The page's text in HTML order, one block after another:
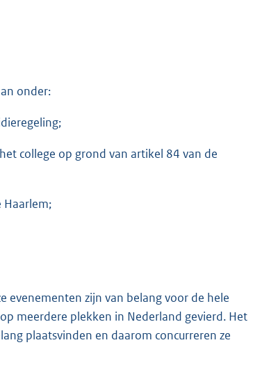
onder:
college op grond van artikel 84 van de
Haarlem;
evenementen zijn van belang voor de hele
meerdere plekken in Nederland gevierd. Het
plaatsvinden en daarom concurreren ze